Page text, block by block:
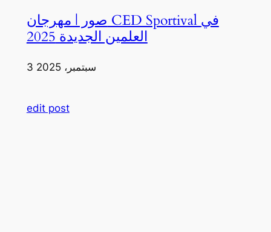
صور | مهرجان CED Sportival في
العلمين الجديدة 2025
3 سبتمبر، 2025
edit post